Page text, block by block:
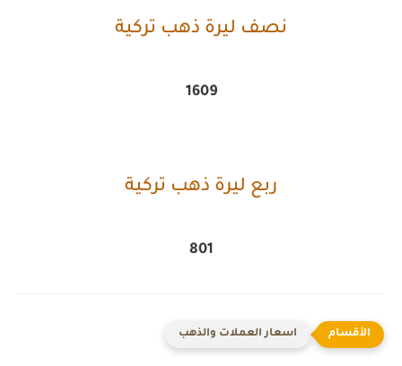
نصف ليرة ذهب تركية
1609
ربع ليرة ذهب تركية
801
اسعار العملات والذهب